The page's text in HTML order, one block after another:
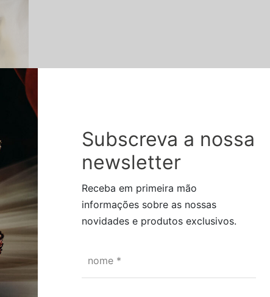
Subscreva a nossa
newsletter
Receba em primeira mão
informações sobre as nossas
novidades e produtos exclusivos.
nome *